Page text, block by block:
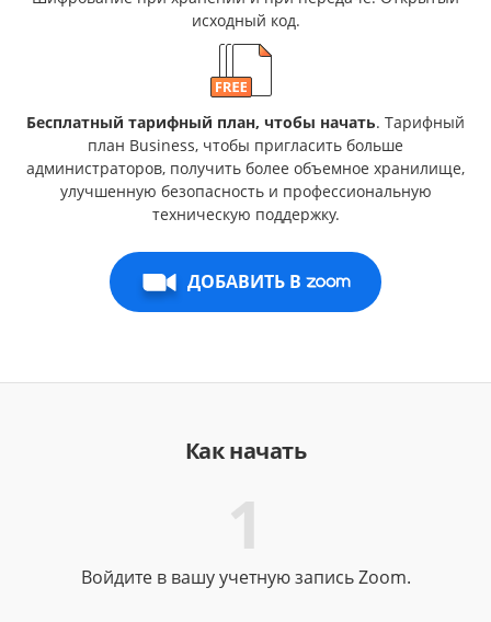
исходный код.
Бесплатный тарифный план, чтобы начать. Тарифный
план Business, чтобы пригласить больше
администраторов, получить более объемное хранилище,
улучшенную безопасность и профессиональную
техническую поддержку.
ДОБАВИТЬ В
Как начать
1
Войдите в вашу учетную запись Zoom.